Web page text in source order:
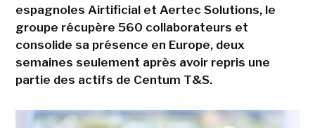
espagnoles Airtificial et Aertec Solutions, le
groupe récupère 560 collaborateurs et
consolide sa présence en Europe, deux
semaines seulement après avoir repris une
partie des actifs de Centum T&S.